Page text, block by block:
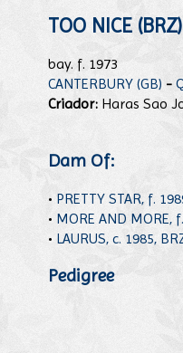
TOO NICE (BRZ)
bay. f. 1973
CANTERBURY (GB) -
Criador: Haras Sao
Dam Of:
• PRETTY STAR, f.
• MORE AND MORE,
• LAURUS, c. 1985,
Pedigree